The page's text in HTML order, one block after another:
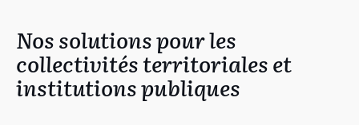
Nos solutions pour les
collectivités territoriales et
institutions publiques